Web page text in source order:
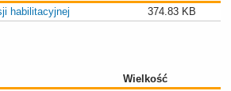
habilitacyjnej
374.83 KB
Wielkość